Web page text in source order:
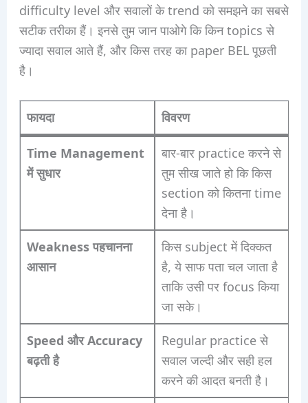
difficulty level और सवालों के trend को समझने का सबसे
सटीक तरीका हैं। इनसे तुम जान पाओगे कि किन topics से
ज्यादा सवाल आते हैं, और किस तरह का paper BEL पूछती
है।
फायदा विवरण
Time Management
में सुधार
बार-बार practice करने से
तुम सीख जाते हो कि किस
section को कितना time
देना है।
Weakness पहचानना
आसान
किस subject में दिक्कत
है, ये साफ पता चल जाता है
ताकि उसी पर focus किया
जा सके।
Speed और Accuracy
बढ़ती है
Regular practice से
सवाल जल्दी और सही हल
करने की आदत बनती है।